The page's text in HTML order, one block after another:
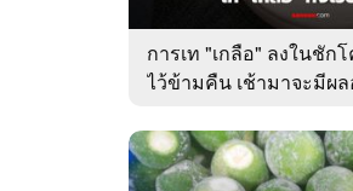
การเท "เกลือ" ลงในชัก
ไว้ข้ามคืน เช้ามาจะมีผล